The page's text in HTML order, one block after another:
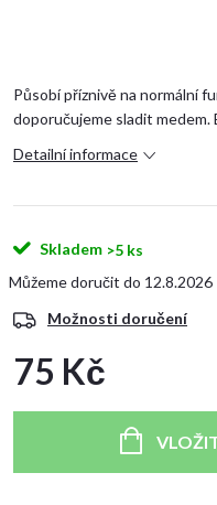
Působí příznivě na normální
doporučujeme sladit medem.
Detailní informace
Skladem >5 ks
12.8.2026
Možnosti doručení
75 Kč